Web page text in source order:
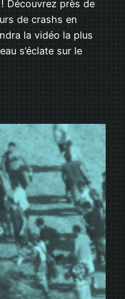
Découvrez près de
de crashs en
la vidéo la plus
s’éclate sur le